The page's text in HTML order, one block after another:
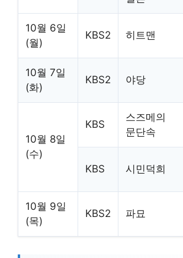
10월 6일
(월)
KBS2 히트맨
10월 7일
(화)
KBS2 야당
10월 8일
(수)
KBS
스즈메의
문단속
KBS 시민덕희
10월 9일
(목)
KBS2 파묘